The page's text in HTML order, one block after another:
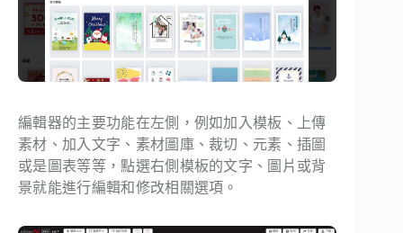
編輯器的主要功能在左側，例如加入模板、上傳
素材、加入文字、素材圖庫、裁切、元素、插圖
或是圖表等等，點選右側模板的文字、圖片或背
景就能進行編輯和修改相關選項。